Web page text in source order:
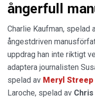
ångerfull
Charlie Kaufman, spelad
ångestdriven
uppdrag han inte riktigt
adaptera journalisten
spelad av Meryl Streep
Laroche, spelad av